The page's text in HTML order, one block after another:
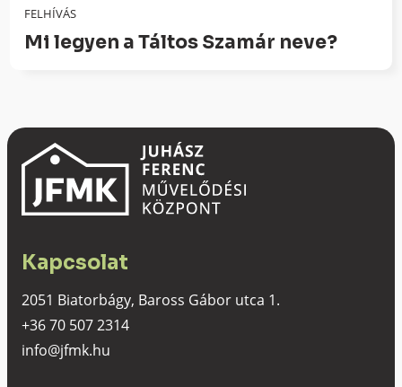
FELHÍVÁS
Mi legyen a Táltos Szamár neve?
Kapcsolat
2051 Biatorbágy, Baross Gábor utca 1.
+36 70 507 2314
info@jfmk.hu